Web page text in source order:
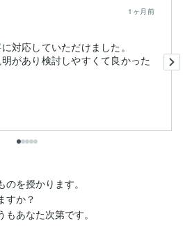
1ヶ月前
対応していただけました。
があり検討しやすくて良かった
を授かります。
すか？
あなた次第です。